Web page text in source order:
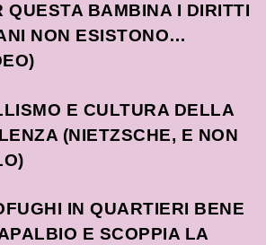
QUESTA BAMBINA I DIRITTI
NON ESISTONO…
E CULTURA DELLA
(NIETZSCHE, E NON
IN QUARTIERI BENE
E SCOPPIA LA